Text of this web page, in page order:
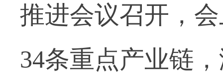
推进会议召开，
34条重点产业链